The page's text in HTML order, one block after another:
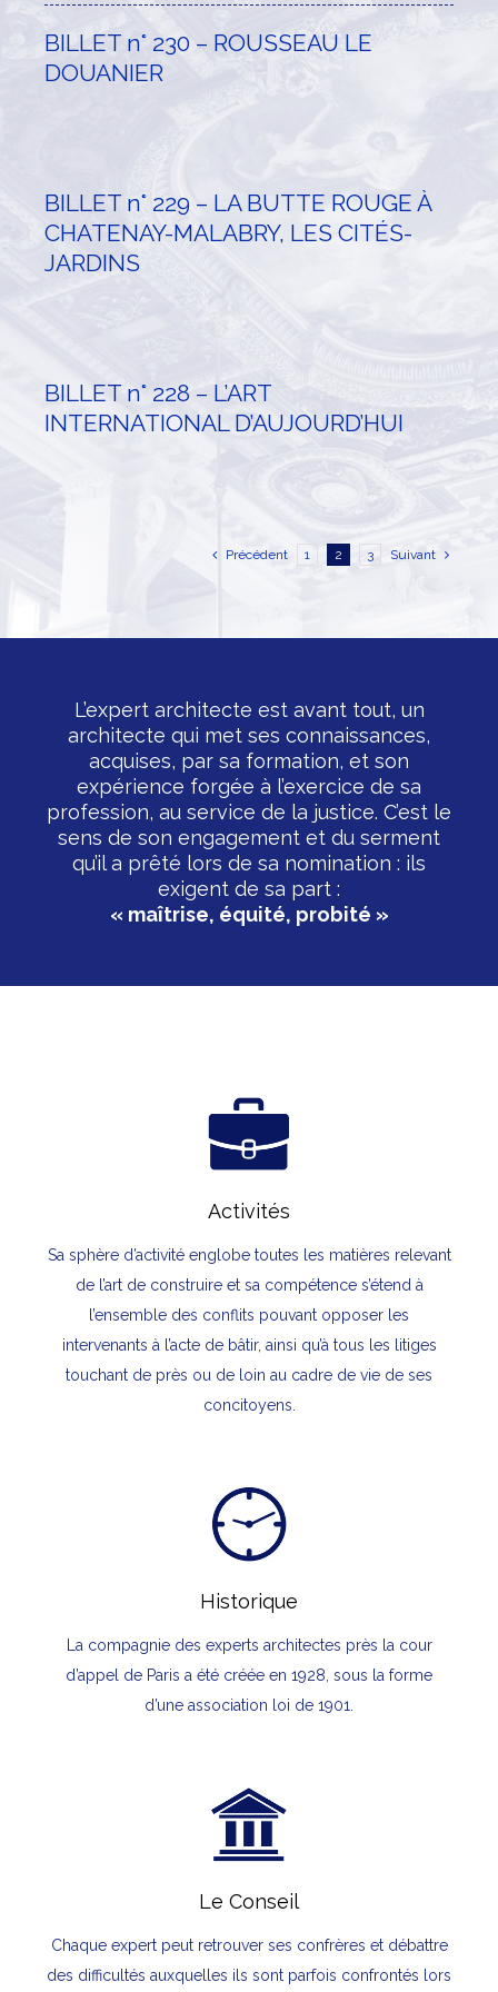
BILLET n° 230 – ROUSSEAU LE
DOUANIER
BILLET n° 229 – LA BUTTE ROUGE À
CHATENAY-MALABRY, LES CITÉS-
JARDINS
BILLET n° 228 – L’ART
INTERNATIONAL D’AUJOURD’HUI
Précédent 1 2 3 Suivant
L’expert architecte est avant tout, un
architecte qui met ses connaissances,
acquises, par sa formation, et son
expérience forgée à l’exercice de sa
profession, au service de la justice. C’est le
sens de son engagement et du serment
qu’il a prêté lors de sa nomination : ils
exigent de sa part :
« maîtrise, équité, probité »
Activités
Sa sphère d’activité englobe toutes les matières relevant
de l’art de construire et sa compétence s’étend à
l’ensemble des conflits pouvant opposer les
intervenants à l’acte de bâtir, ainsi qu’à tous les litiges
touchant de près ou de loin au cadre de vie de ses
concitoyens.
Historique
La compagnie des experts architectes près la cour
d’appel de Paris a été créée en 1928, sous la forme
d’une association loi de 1901.
Le Conseil
Chaque expert peut retrouver ses confrères et débattre
des difficultés auxquelles ils sont parfois confrontés lors